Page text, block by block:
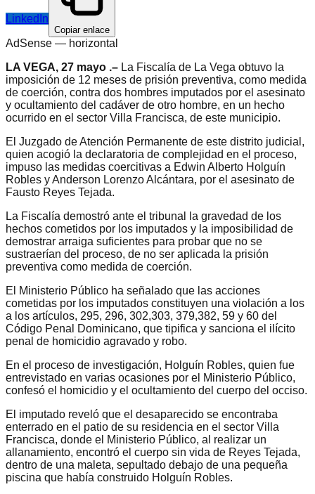
LinkedIn
Copiar enlace
AdSense — horizontal
LA VEGA, 27 mayo .– La Fiscalía de La Vega obtuvo la
imposición de 12 meses de prisión preventiva, como medida
de coerción, contra dos hombres imputados por el asesinato
y ocultamiento del cadáver de otro hombre, en un hecho
ocurrido en el sector Villa Francisca, de este municipio.
El Juzgado de Atención Permanente de este distrito judicial,
quien acogió la declaratoria de complejidad en el proceso,
impuso las medidas coercitivas a Edwin Alberto Holguín
Robles y Anderson Lorenzo Alcántara, por el asesinato de
Fausto Reyes Tejada.
La Fiscalía demostró ante el tribunal la gravedad de los
hechos cometidos por los imputados y la imposibilidad de
demostrar arraiga suficientes para probar que no se
sustraerían del proceso, de no ser aplicada la prisión
preventiva como medida de coerción.
El Ministerio Público ha señalado que las acciones
cometidas por los imputados constituyen una violación a los
a los artículos, 295, 296, 302,303, 379,382, 59 y 60 del
Código Penal Dominicano, que tipifica y sanciona el ilícito
penal de homicidio agravado y robo.
En el proceso de investigación, Holguín Robles, quien fue
entrevistado en varias ocasiones por el Ministerio Público,
confesó el homicidio y el ocultamiento del cuerpo del occiso.
El imputado reveló que el desaparecido se encontraba
enterrado en el patio de su residencia en el sector Villa
Francisca, donde el Ministerio Público, al realizar un
allanamiento, encontró el cuerpo sin vida de Reyes Tejada,
dentro de una maleta, sepultado debajo de una pequeña
piscina que había construido Holguín Robles.